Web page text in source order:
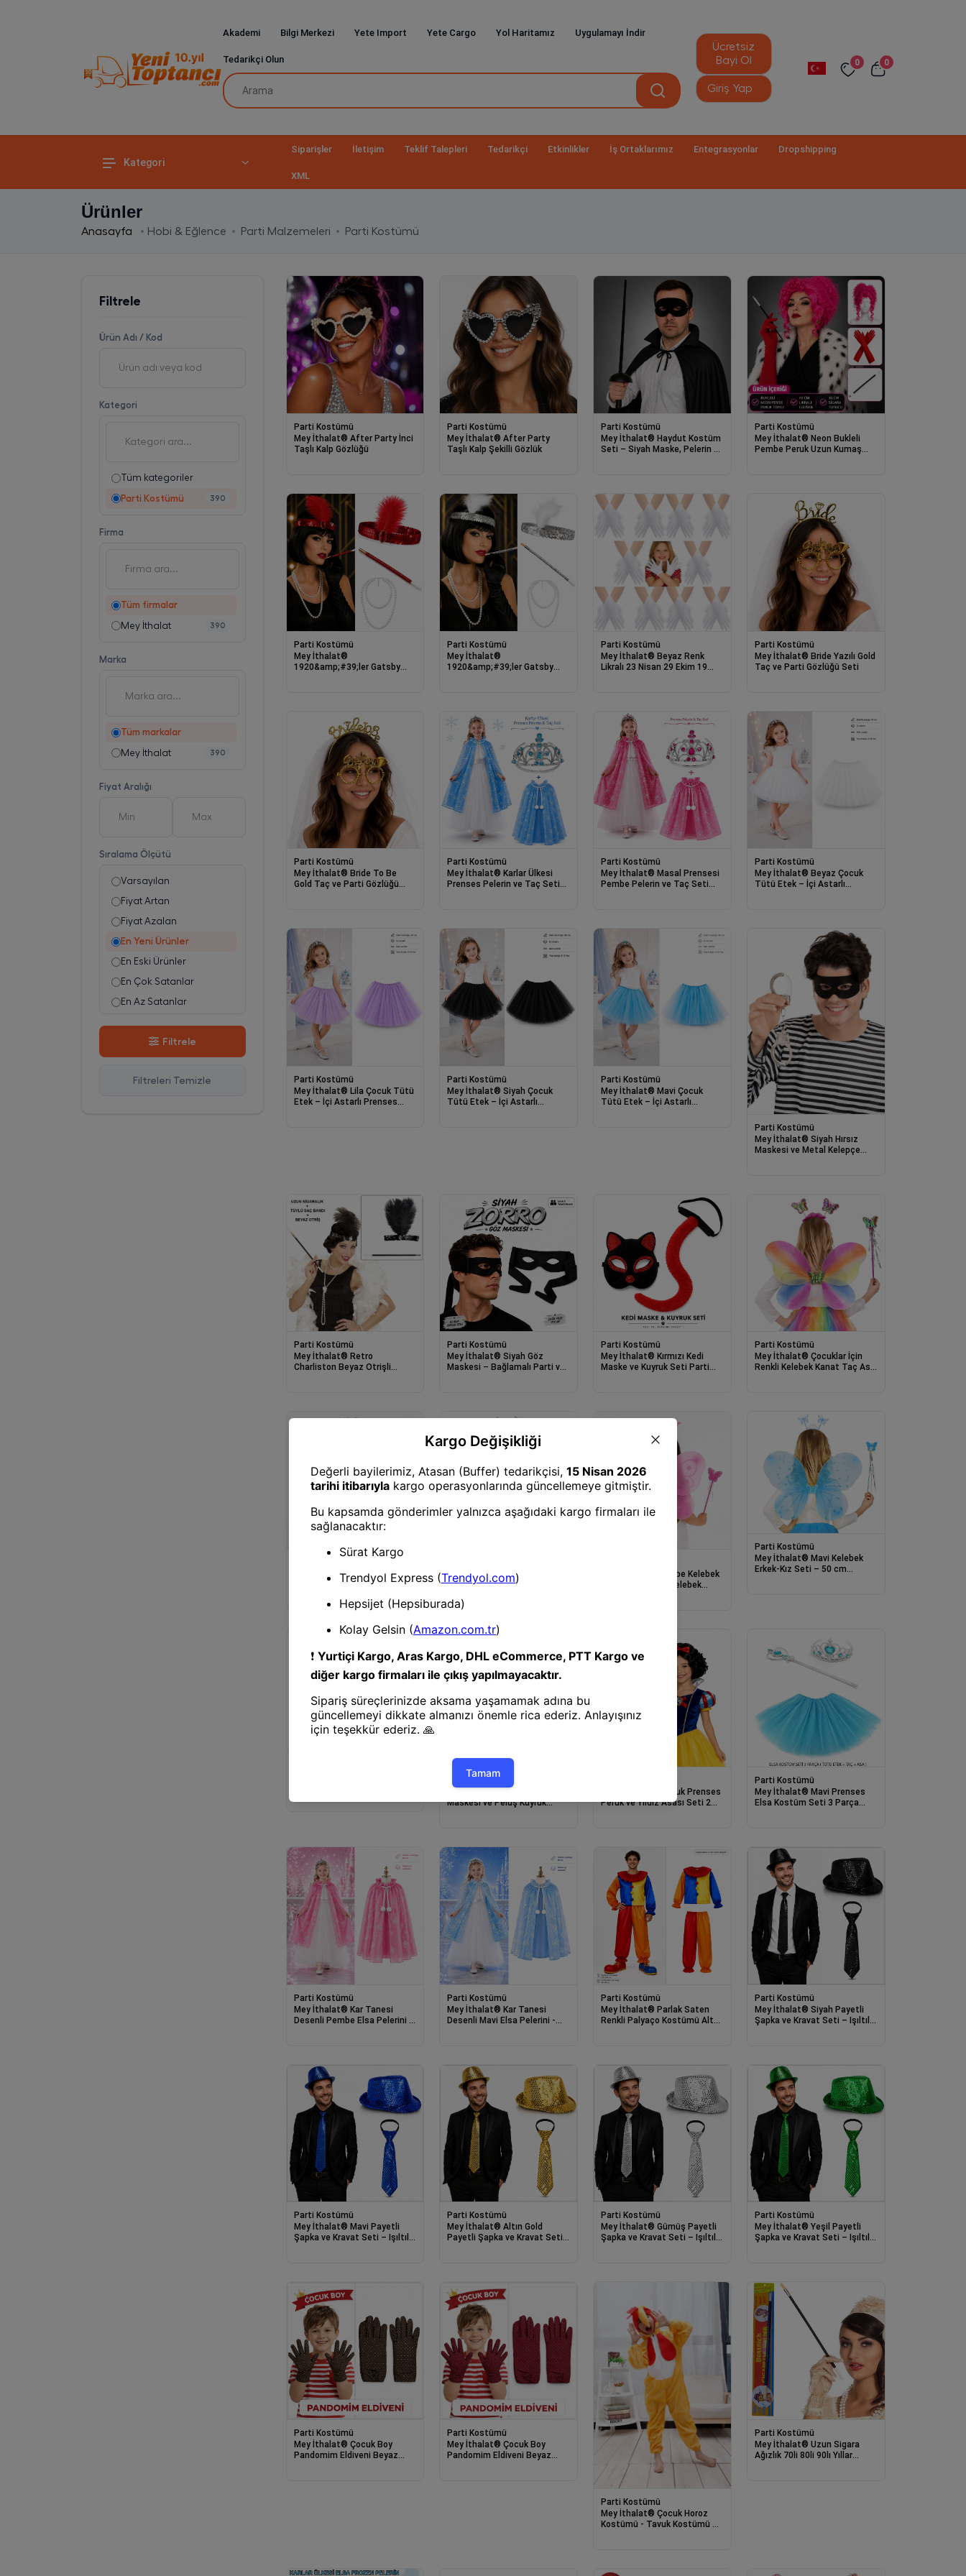
Akademi Bilgi Merkezi Yete Import Yete Cargo Yol Haritamız Uygulamayı İndir
Tedarikçi Olun
Ücretsiz
Bayi Ol
Giriş Yap
0 0
Kategori
Siparişler İletişim Teklif Talepleri Tedarikçi Etkinlikler İş Ortaklarımız Entegrasyonlar Dropshipping
XML
Ürünler
Anasayfa Hobi & Eğlence Parti Malzemeleri Parti Kostümü
Filtrele
Ürün Adı / Kod
Kategori
Tüm kategoriler
Parti Kostümü 390
Firma
Tüm firmalar
Mey İthalat 390
Marka
Tüm markalar
Mey İthalat 390
Fiyat Aralığı
Sıralama Ölçütü
Varsayılan
Fiyat Artan
Fiyat Azalan
En Yeni Ürünler
En Eski Ürünler
En Çok Satanlar
En Az Satanlar
Stok Artan
En Çok Favorilenen
Filtrele
Filtreleri Temizle
Parti Kostümü
Mey İthalat® After Party İnci
Taşlı Kalp Gözlüğü
Parti Kostümü
Mey İthalat® After Party
Taşlı Kalp Şekilli Gözlük
Parti Kostümü
Mey İthalat® Haydut Kostüm
Seti – Siyah Maske, Pelerin ve
Parti Kostümü
Mey İthalat® Neon Bukleli
Pembe Peruk Uzun Kumaş
Parti Kostümü
Mey İthalat®
1920&amp;#39;ler Gatsby
Parti Kostümü
Mey İthalat®
1920&amp;#39;ler Gatsby
Parti Kostümü
Mey İthalat® Beyaz Renk
Likralı 23 Nisan 29 Ekim 19
Parti Kostümü
Mey İthalat® Bride Yazılı Gold
Taç ve Parti Gözlüğü Seti
Parti Kostümü
Mey İthalat® Bride To Be
Gold Taç ve Parti Gözlüğü
Parti Kostümü
Mey İthalat® Karlar Ülkesi
Prenses Pelerin ve Taç Seti
Parti Kostümü
Mey İthalat® Masal Prensesi
Pembe Pelerin ve Taç Seti
Parti Kostümü
Mey İthalat® Beyaz Çocuk
Tütü Etek – İçi Astarlı
Parti Kostümü
Mey İthalat® Lila Çocuk Tütü
Etek – İçi Astarlı Prenses
Parti Kostümü
Mey İthalat® Siyah Çocuk
Tütü Etek – İçi Astarlı
Parti Kostümü
Mey İthalat® Mavi Çocuk
Tütü Etek – İçi Astarlı
Parti Kostümü
Mey İthalat® Siyah Hırsız
Maskesi ve Metal Kelepçe
Parti Kostümü
Mey İthalat® Retro
Charliston Beyaz Otrişli
Parti Kostümü
Mey İthalat® Siyah Göz
Maskesi – Bağlamalı Parti ve
Parti Kostümü
Mey İthalat® Kırmızı Kedi
Maske ve Kuyruk Seti Parti
Parti Kostümü
Mey İthalat® Çocuklar İçin
Renkli Kelebek Kanat Taç Asa
Mey İthalat® Fuşya Kelebek
Kız Seti – 50 cm Kelebek
Mey İthalat® Lila Mor Kelebek
Kız Seti – 50 cm Kelebek
Mey İthalat® Pembe Kelebek
Kız Seti – 50 cm Kelebek
Parti Kostümü
Mey İthalat® Mavi Kelebek
Erkek-Kız Seti – 50 cm
Maskesi ve Peluş Kuyruk
Mey İthalat® Pamuk Prenses
Peruk ve Yıldız Asası Seti 2
Parti Kostümü
Mey İthalat® Mavi Prenses
Elsa Kostüm Seti 3 Parça
Parti Kostümü
Mey İthalat® Kar Tanesi
Desenli Pembe Elsa Pelerini -
Parti Kostümü
Mey İthalat® Kar Tanesi
Desenli Mavi Elsa Pelerini -
Parti Kostümü
Mey İthalat® Parlak Saten
Renkli Palyaço Kostümü Alt
Parti Kostümü
Mey İthalat® Siyah Payetli
Şapka ve Kravat Seti – Işıltılı
Parti Kostümü
Mey İthalat® Mavi Payetli
Şapka ve Kravat Seti – Işıltılı
Parti Kostümü
Mey İthalat® Altın Gold
Payetli Şapka ve Kravat Seti
Parti Kostümü
Mey İthalat® Gümüş Payetli
Şapka ve Kravat Seti – Işıltılı
Parti Kostümü
Mey İthalat® Yeşil Payetli
Şapka ve Kravat Seti – Işıltılı
Parti Kostümü
Mey İthalat® Çocuk Boy
Pandomim Eldiveni Beyaz
Parti Kostümü
Mey İthalat® Çocuk Boy
Pandomim Eldiveni Beyaz
Parti Kostümü
Mey İthalat® Çocuk Horoz
Kostümü - Tavuk Kostümü 4-
Parti Kostümü
Mey İthalat® Uzun Sigara
Ağızlık 70li 80li 90lı Yıllar